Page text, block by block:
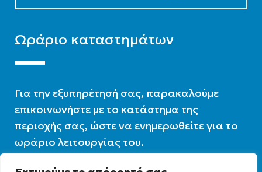
Ωράριο καταστημάτων
Για την εξυπηρέτησή σας, παρακαλούμε
επικοινωνήστε με το κατάστημα της
περιοχής σας, ώστε να ενημερωθείτε για το
ωράριο λειτουργίας του.